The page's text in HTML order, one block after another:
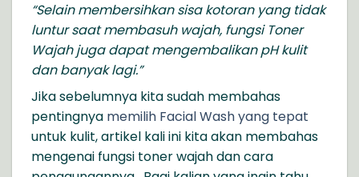
“Selain membersihkan sisa kotoran yang tidak
luntur saat membasuh wajah, fungsi Toner
Wajah juga dapat mengembalikan pH kulit
dan banyak lagi.”
Jika sebelumnya kita sudah membahas
pentingnya memilih Facial Wash yang tepat
untuk kulit, artikel kali ini kita akan membahas
mengenai fungsi toner wajah dan cara